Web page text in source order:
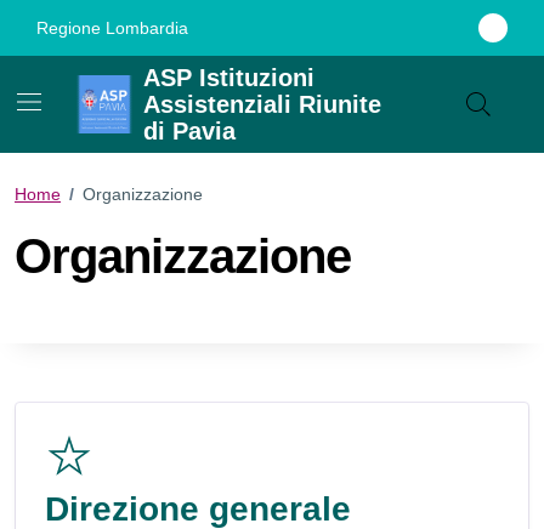
Regione Lombardia
ASP Istituzioni
Assistenziali Riunite
di Pavia
Home / Organizzazione
Organizzazione
Direzione generale